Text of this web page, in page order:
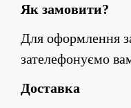
Як замовити?
Для оформлення
зателефонуємо
Доставка